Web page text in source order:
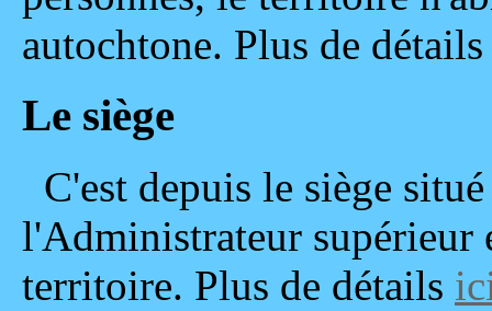
autochtone. Plus de
Le siège
C'est depuis le siège
l'Administrateur supérieur
territoire. Plus de détails